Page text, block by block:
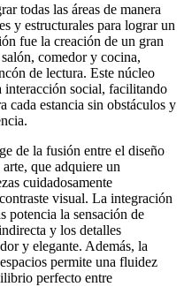
todas las áreas de manera
y estructurales para lograr un
fue la creación de un gran
comedor y cocina,
de lectura. Este núcleo
interacción social, facilitando
cada estancia sin obstáculos y
de la fusión entre el diseño
que adquiere un
cuidadosamente
visual. La integración
potencia la sensación de
y los detalles
y elegante. Además, la
permite una fluidez
perfecto entre